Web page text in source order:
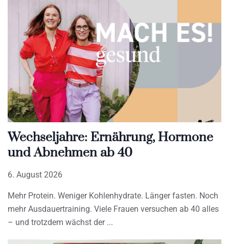
Wechseljahre: Ernährung, Hormone
und Abnehmen ab 40
6. August 2026
Mehr Protein. Weniger Kohlenhydrate. Länger fasten. Noch
mehr Ausdauertraining. Viele Frauen versuchen ab 40 alles
– und trotzdem wächst der